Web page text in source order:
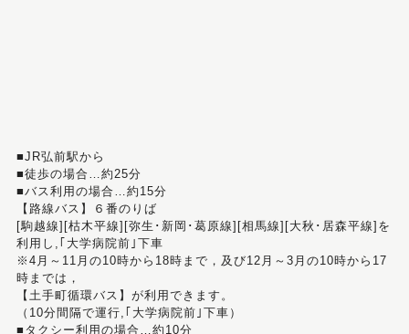
■JR弘前駅から
■徒歩の場合…約25分
■バス利用の場合…約15分
【路線バス】６番のりば
[駒越線][枯木平線][弥生･新岡･葛原線][相馬線][大秋･居森平線]を
利用し,｢大学病院前｣下車
※4月～11月の10時から18時まで，及び12月～3月の10時から17
時までは，
【土手町循環バス】が利用できます。
（10分間隔で運行,｢大学病院前｣下車）
■タクシー利用の場合…約10分